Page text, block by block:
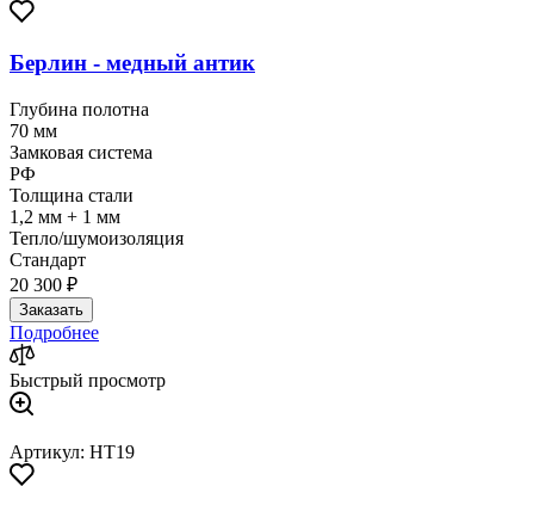
Берлин - медный антик
Глубина полотна
70 мм
Замковая система
РФ
Толщина стали
1,2 мм + 1 мм
Тепло/шумоизоляция
Стандарт
20 300 ₽
Заказать
Подробнее
Быстрый просмотр
Артикул: HT19